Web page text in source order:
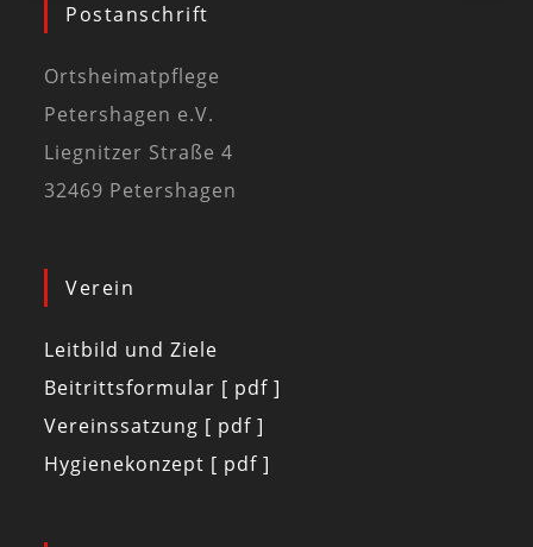
Postanschrift
Ortsheimatpflege
Petershagen e.V.
Liegnitzer Straße 4
32469 Petershagen
Verein
Leitbild und Ziele
Beitrittsformular [ pdf ]
Vereinssatzung [ pdf ]
Hygienekonzept [ pdf ]